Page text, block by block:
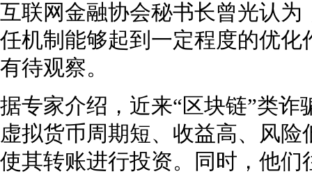
互联网金融协会秘书长曾光认
任机制能够起到一定程度的优
有待观察。
据专家介绍，近来“区块链”类
虚拟货币周期短、收益高、风
使其转账进行投资。同时，他